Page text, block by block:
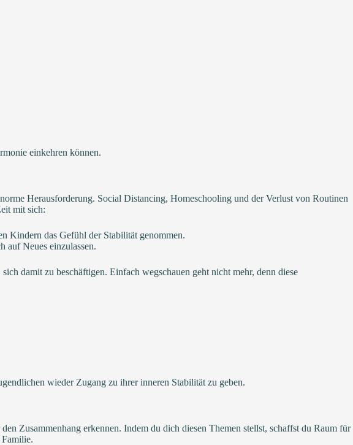
einkehren können.
Herausforderung. Social Distancing, Homeschooling und der Verlust von Routinen
mit sich:
Kindern das Gefühl der Stabilität genommen.
auf Neues einzulassen.
damit zu beschäftigen. Einfach wegschauen geht nicht mehr, denn diese
wieder Zugang zu ihrer inneren Stabilität zu geben.
Zusammenhang erkennen. Indem du dich diesen Themen stellst, schaffst du Raum für